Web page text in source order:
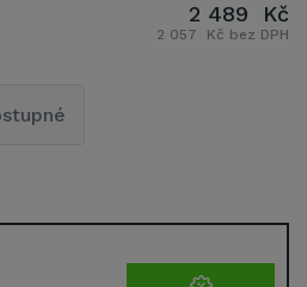
2 489 Kč
2 057 Kč bez DPH